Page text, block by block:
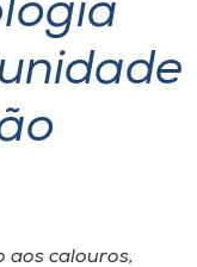
aos calouros,